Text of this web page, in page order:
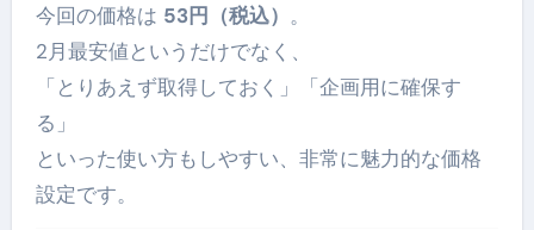
今回の価格は 53円（税込） 。
2月最安値というだけでなく、
「とりあえず取得しておく」「企画用に確保す
る」
といった使い方もしやすい、非常に魅力的な価格
設定です。